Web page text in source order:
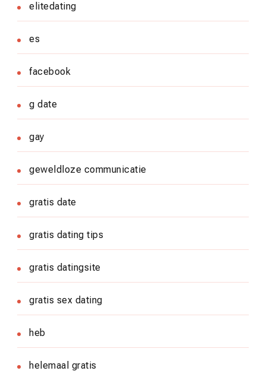
elitedating
es
facebook
g date
gay
geweldloze communicatie
gratis date
gratis dating tips
gratis datingsite
gratis sex dating
heb
helemaal gratis